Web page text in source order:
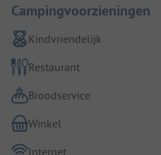
Campingvoorzieningen
Kindvriendelijk
Restaurant
Broodservice
Winkel
Internet